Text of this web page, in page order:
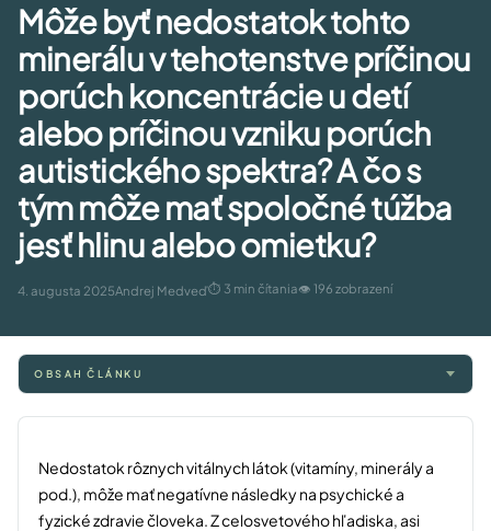
Môže byť nedostatok tohto
minerálu v tehotenstve príčinou
porúch koncentrácie u detí
alebo príčinou vzniku porúch
autistického spektra? A čo s
tým môže mať spoločné túžba
jesť hlinu alebo omietku?
4. augusta 2025Andrej Medveď⏱ 3 min čítania👁 196 zobrazení
OBSAH ČLÁNKU
Nedostatok rôznych vitálnych látok (vitamíny, minerály a
pod.), môže mať negatívne následky na psychické a
fyzické zdravie človeka. Z celosvetového hľadiska, asi